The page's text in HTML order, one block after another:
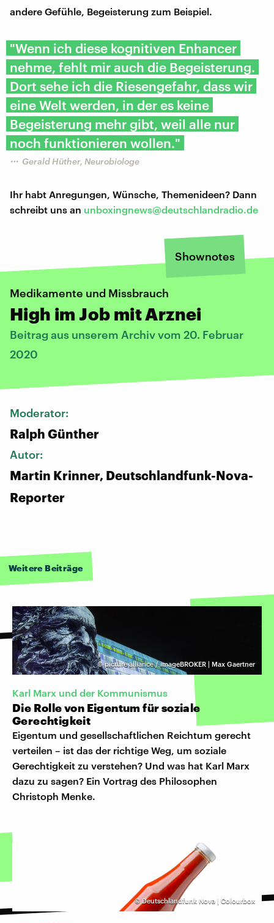
andere Gefühle, Begeisterung zum Beispiel.
"Wenn ich diese kognitiven Enhancer
nehme, fehlt mir auch die Begeisterung.
Dort sehe ich die Riesengefahr, dass wir
eine Welt werden, in der es keine
Begeisterung mehr gibt, weil alle nur
noch funktionieren wollen."
Gerald Hüther, Neurobiologe
Ihr habt Anregungen, Wünsche, Themenideen? Dann
schreibt uns an unboxingnews@deutschlandradio.de
Shownotes
Medikamente und Missbrauch
High im Job mit Arznei
Beitrag aus unserem Archiv vom 20. Februar
2020
Moderator:
Ralph Günther
Autor:
Martin Krinner, Deutschlandfunk-Nova-
Reporter
Weitere Beiträge
©picture alliance / imageBROKER | Max Gaertner
Karl Marx und der Kommunismus
Die Rolle von Eigentum für soziale
Gerechtigkeit
Eigentum und gesellschaftlichen Reichtum gerecht
verteilen – ist das der richtige Weg, um soziale
Gerechtigkeit zu verstehen? Und was hat Karl Marx
dazu zu sagen? Ein Vortrag des Philosophen
Christoph Menke.
© Deutschlandfunk Nova | Colourbox